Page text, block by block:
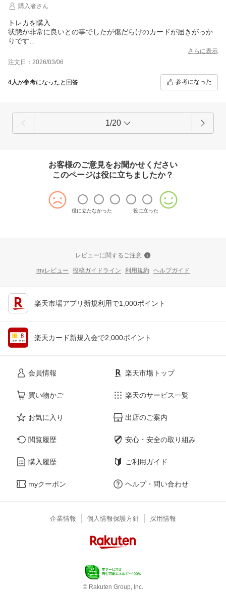
購入者さん
トレカを購入
状態が非常に良いとの事でしたが傷だらけのカードが届きがっか
りです
さらに表示
注文日：2026/03/06
4人が参考になったと回答 参考になった
1/20
お客様のご意見をお聞かせください
このページは役に立ちましたか？
役に立たなかった 役に立った
レビューに関するご注意
myレビュー 投稿ガイドライン 利用規約 ヘルプガイド
楽天市場アプリ新規利用で1,000ポイント
楽天カード新規入会で2,000ポイント
会員情報
買い物かご
お気に入り
閲覧履歴
購入履歴
myクーポン
楽天市場トップ
楽天のサービス一覧
出店のご案内
安心・安全の取り組み
ご利用ガイド
ヘルプ・問い合わせ
企業情報 個人情報保護方針 採用情報
© Rakuten Group, Inc.